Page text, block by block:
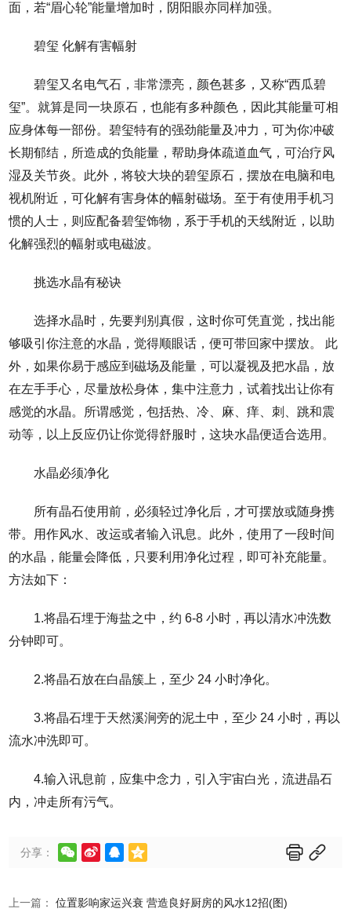
面，若“眉心轮”能量增加时，阴阳眼亦同样加强。
碧玺 化解有害幅射
碧玺又名电气石，非常漂亮，颜色甚多，又称“西瓜碧
玺”。就算是同一块原石，也能有多种颜色，因此其能量可相
应身体每一部份。碧玺特有的强劲能量及冲力，可为你冲破
长期郁结，所造成的负能量，帮助身体疏道血气，可治疗风
湿及关节炎。此外，将较大块的碧玺原石，摆放在电脑和电
视机附近，可化解有害身体的幅射磁场。至于有使用手机习
惯的人士，则应配备碧玺饰物，系于手机的天线附近，以助
化解强烈的幅射或电磁波。
挑选水晶有秘诀
选择水晶时，先要判别真假，这时你可凭直觉，找出能
够吸引你注意的水晶，觉得顺眼话，便可带回家中摆放。 此
外，如果你易于感应到磁场及能量，可以凝视及把水晶，放
在左手手心，尽量放松身体，集中注意力，试着找出让你有
感觉的水晶。所谓感觉，包括热、冷、麻、痒、刺、跳和震
动等，以上反应仍让你觉得舒服时，这块水晶便适合选用。
水晶必须净化
所有晶石使用前，必须轻过净化后，才可摆放或随身携
带。用作风水、改运或者输入讯息。此外，使用了一段时间
的水晶，能量会降低，只要利用净化过程，即可补充能量。
方法如下：
1.将晶石埋于海盐之中，约 6-8 小时，再以清水冲洗数
分钟即可。
2.将晶石放在白晶簇上，至少 24 小时净化。
3.将晶石埋于天然溪涧旁的泥土中，至少 24 小时，再以
流水冲洗即可。
4.输入讯息前，应集中念力，引入宇宙白光，流进晶石
内，冲走所有污气。
分享：      
上一篇：位置影响家运兴衰 营造良好厨房的风水12招(图)